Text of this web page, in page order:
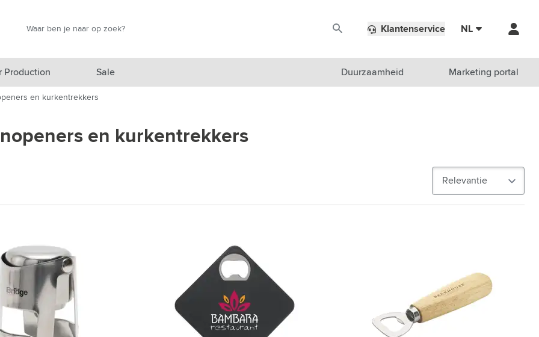
categorie
& Gadgets categorie
categorie
Klantenservice NL
Production Sale Duurzaamheid Marketing portal
en kurkentrekkers
en kurkentrekkers